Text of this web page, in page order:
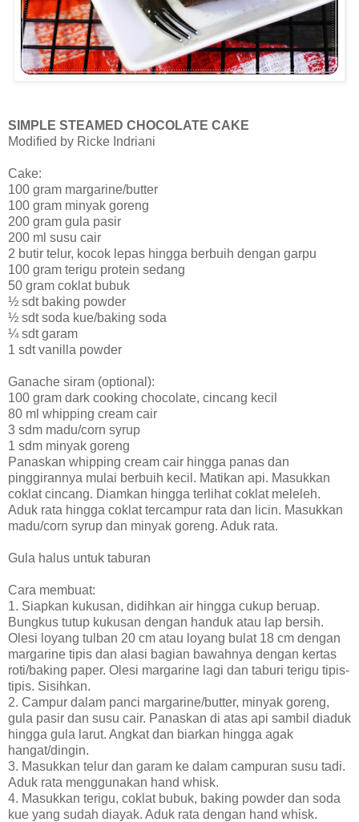
SIMPLE STEAMED CHOCOLATE CAKE
Modified by Ricke Indriani
Cake:
100 gram margarine/butter
100 gram minyak goreng
200 gram gula pasir
200 ml susu cair
2 butir telur, kocok lepas hingga berbuih dengan garpu
100 gram terigu protein sedang
50 gram coklat bubuk
½ sdt baking powder
½ sdt soda kue/baking soda
¼ sdt garam
1 sdt vanilla powder
Ganache siram (optional):
100 gram dark cooking chocolate, cincang kecil
80 ml whipping cream cair
3 sdm madu/corn syrup
1 sdm minyak goreng
Panaskan whipping cream cair hingga panas dan
pinggirannya mulai berbuih kecil. Matikan api. Masukkan
coklat cincang. Diamkan hingga terlihat coklat meleleh.
Aduk rata hingga coklat tercampur rata dan licin. Masukkan
madu/corn syrup dan minyak goreng. Aduk rata.
Gula halus untuk taburan
Cara membuat:
1. Siapkan kukusan, didihkan air hingga cukup beruap.
Bungkus tutup kukusan dengan handuk atau lap bersih.
Olesi loyang tulban 20 cm atau loyang bulat 18 cm dengan
margarine tipis dan alasi bagian bawahnya dengan kertas
roti/baking paper. Olesi margarine lagi dan taburi terigu tipis-
tipis. Sisihkan.
2. Campur dalam panci margarine/butter, minyak goreng,
gula pasir dan susu cair. Panaskan di atas api sambil diaduk
hingga gula larut. Angkat dan biarkan hingga agak
hangat/dingin.
3. Masukkan telur dan garam ke dalam campuran susu tadi.
Aduk rata menggunakan hand whisk.
4. Masukkan terigu, coklat bubuk, baking powder dan soda
kue yang sudah diayak. Aduk rata dengan hand whisk.